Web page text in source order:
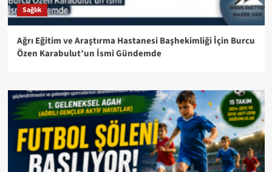
Sağlık
Ağrı Eğitim ve Araştırma Hastanesi Başhekimliği İçin Burcu
Özen Karabulut’un İsmi Gündemde